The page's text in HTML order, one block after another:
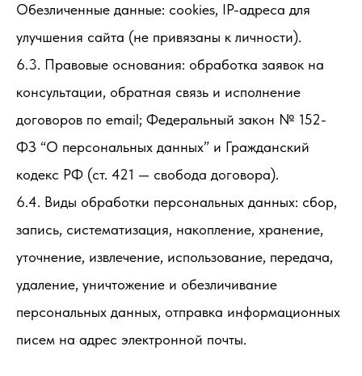
Обезличенные данные: cookies, IP-адреса для
улучшения сайта (не привязаны к личности).
6.3. Правовые основания: обработка заявок на
консультации, обратная связь и исполнение
договоров по email; Федеральный закон № 152-
ФЗ “О персональных данных” и Гражданский
кодекс РФ (ст. 421 — свобода договора).
6.4. Виды обработки персональных данных: сбор,
запись, систематизация, накопление, хранение,
уточнение, извлечение, использование, передача,
удаление, уничтожение и обезличивание
персональных данных, отправка информационных
писем на адрес электронной почты.